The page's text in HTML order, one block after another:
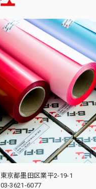
東京都墨田区業平2-19-1
03-3621-6077